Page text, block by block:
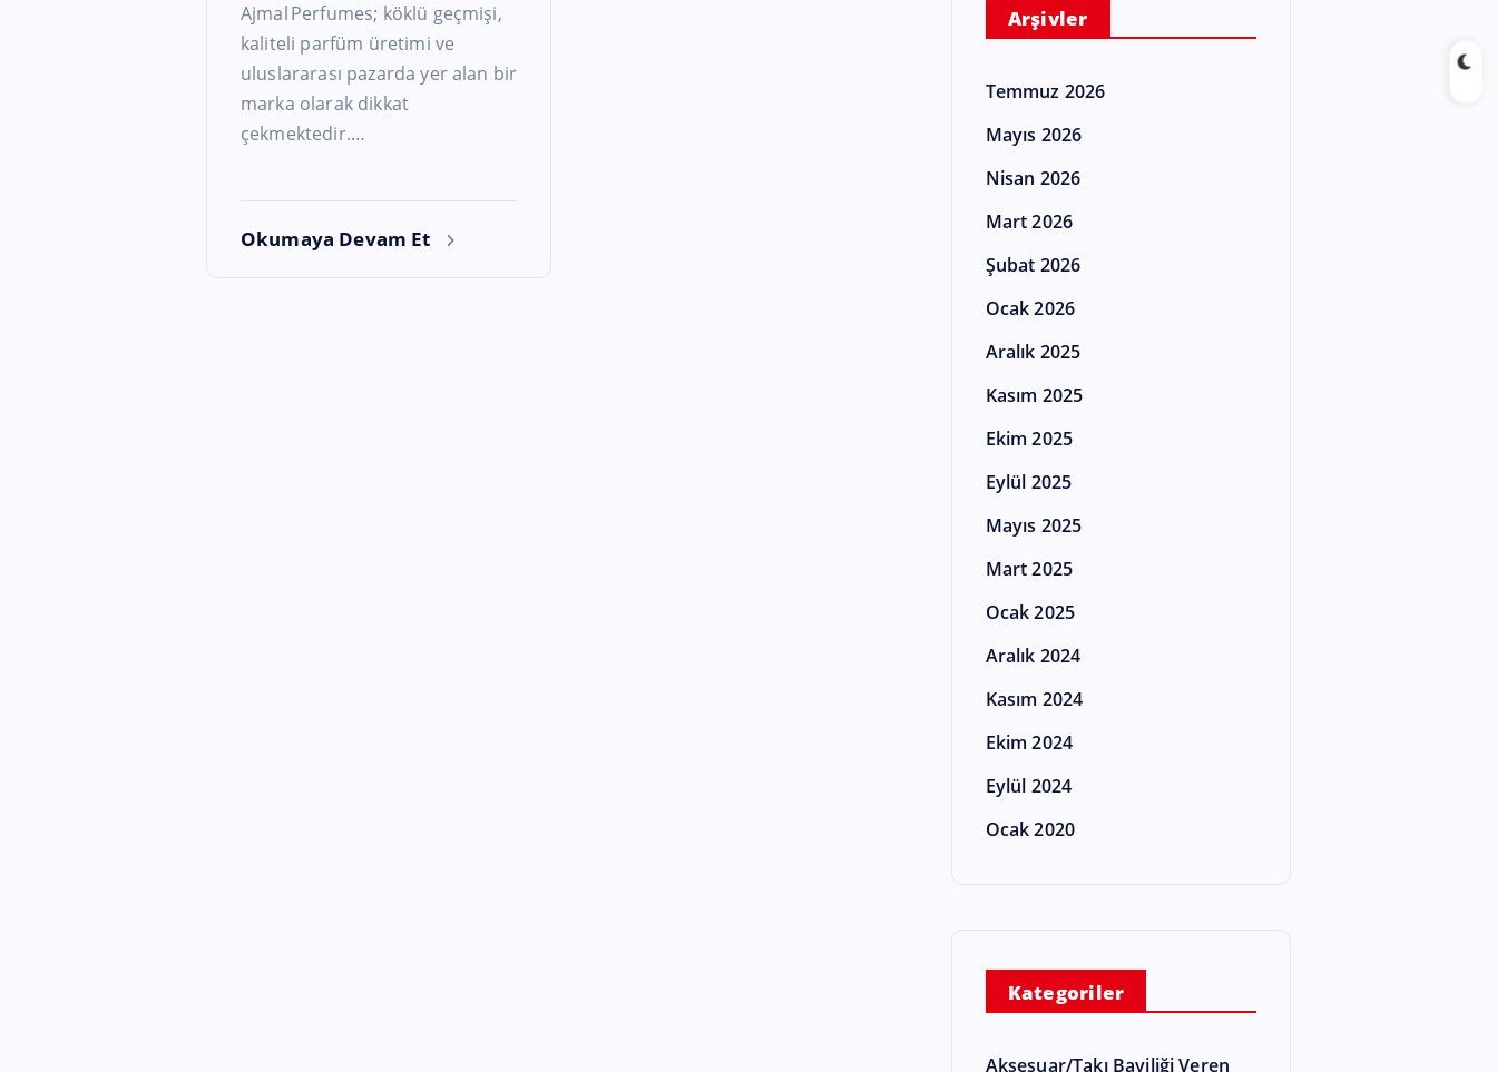
Ajmal Perfumes; köklü geçmişi,
kaliteli parfüm üretimi ve
uluslararası pazarda yer alan bir
marka olarak dikkat
çekmektedir.…
Okumaya Devam Et
Arşivler
Temmuz 2026
Mayıs 2026
Nisan 2026
Mart 2026
Şubat 2026
Ocak 2026
Aralık 2025
Kasım 2025
Ekim 2025
Eylül 2025
Mayıs 2025
Mart 2025
Ocak 2025
Aralık 2024
Kasım 2024
Ekim 2024
Eylül 2024
Ocak 2020
Kategoriler
Aksesuar/Takı Bayiliği Veren